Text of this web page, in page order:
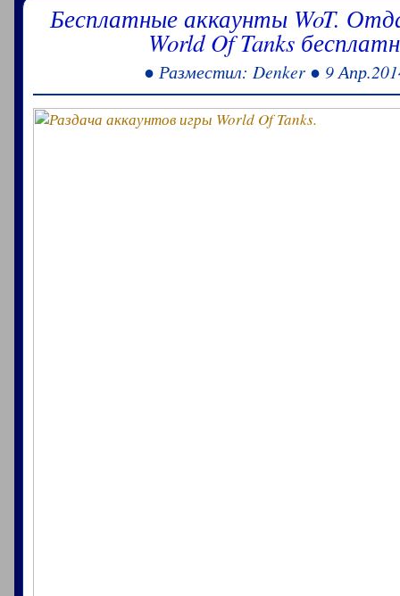
Бесплатные аккаунты WoT.
World Of Tanks
● Разместил: Denker ● 9